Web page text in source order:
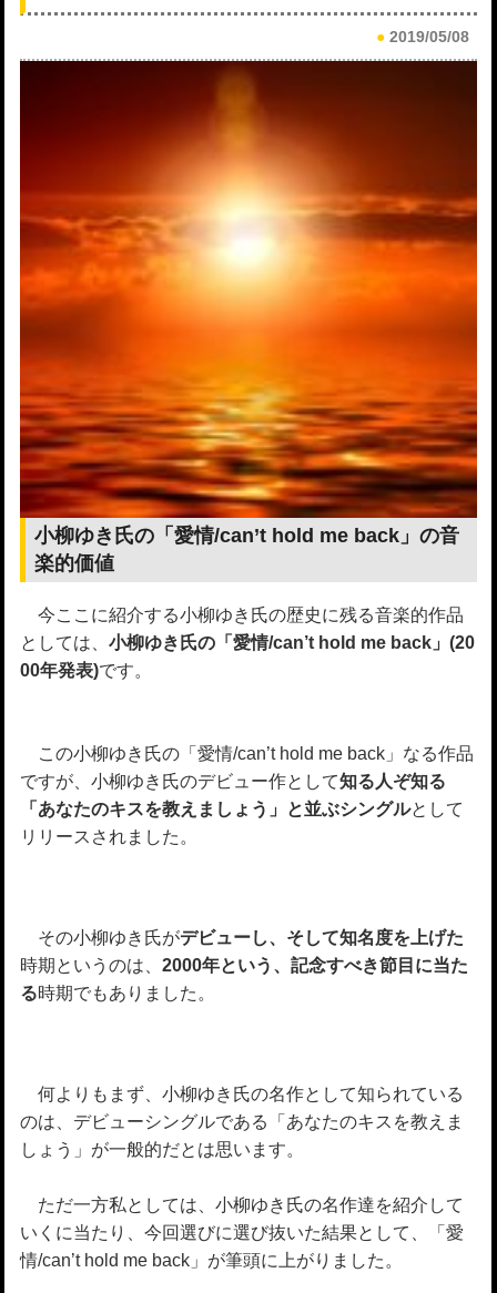
●2019/05/08
小柳ゆき氏の「愛情/can’t hold me back」の音
楽的価値
今ここに紹介する小柳ゆき氏の歴史に残る音楽的作品
としては、 小柳ゆき氏の「愛情/can’t hold me back」(20
00年発表)です。
この小柳ゆき氏の「愛情/can’t hold me back」なる作品
ですが、小柳ゆき氏のデビュー作として知る人ぞ知る
「あなたのキスを教えましょう」と並ぶシングルとして
リリースされました。
その小柳ゆき氏がデビューし、そして知名度を上げた
時期というのは、 2000年という、記念すべき節目に当た
る時期でもありました。
何よりもまず、小柳ゆき氏の名作として知られている
のは、デビューシングルである「あなたのキスを教えま
しょう」が一般的だとは思います。
ただ一方私としては、小柳ゆき氏の名作達を紹介して
いくに当たり、今回選びに選び抜いた結果として、「愛
情/can’t hold me back」が筆頭に上がりました。